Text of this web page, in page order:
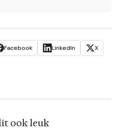
Facebook LinkedIn
X
ook leuk